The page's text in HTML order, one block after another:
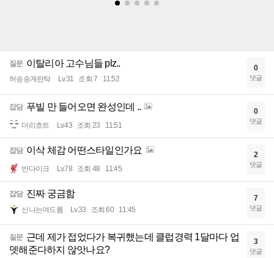
질문 이탈리아 고수님들 plz..
허송송계란탁 Lv.31 조회 7 11:52
0
댓글
잡담 푸빌 만 들어오면 완성인데 ..
더리흐트 Lv.43 조회 23 11:51
0
댓글
잡담 이삭 체감 어떤스타일인가요
반다이크 Lv.78 조회 48 11:45
2
댓글
잡담 진짜 궁금함
신나는여드름 Lv.33 조회 60 11:45
7
댓글
질문 근데 제가 접었다가 복귀했는데 클럽경력 1달마다 업
뎃해준다하지 않앗나요?
3
댓글